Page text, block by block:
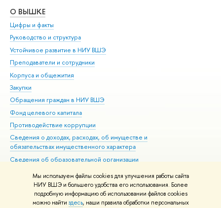
Мы используем файлы cookies для улучшения работы сайта
НИУ ВШЭ и большего удобства его использования. Более
подробную информацию об использовании файлов cookies
можно найти здесь, наши правила обработки персональных
О ВЫШКЕ
Цифры и факты
Руководство и структура
Устойчивое развитие в НИУ ВШЭ
Преподаватели и сотрудники
Корпуса и общежития
Закупки
Обращения граждан в НИУ ВШЭ
Фонд целевого капитала
Противодействие коррупции
Сведения о доходах, расходах, об имуществе и
обязательствах имущественного характера
Сведения об образовательной организации
Людям с ограниченными возможностями здоровья
Единая платежная страница
Работа в Вышке